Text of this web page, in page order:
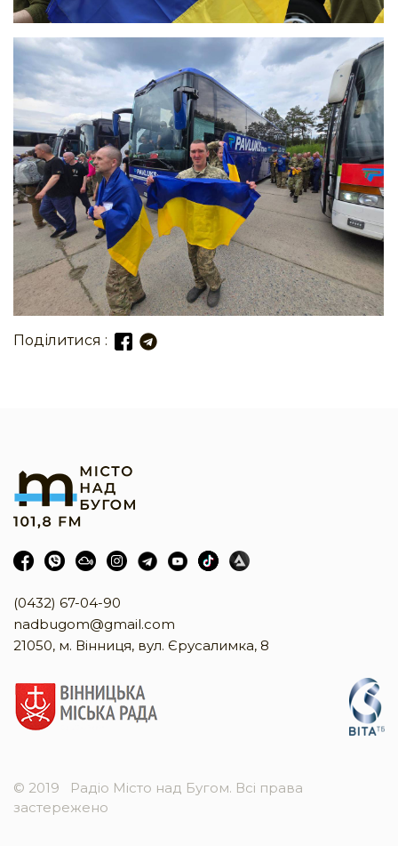
Поділитися :
(0432) 67-04-90
nadbugom@gmail.com
21050, м. Вінниця, вул. Єрусалимка, 8
© 2019
Радіо Місто над Бугом. Всі права
застережено